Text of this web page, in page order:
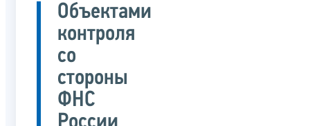
Объектами
контроля
со
стороны
ФНС